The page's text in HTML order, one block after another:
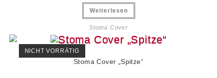
Weiterlesen
Stoma Cover
NICHT VORRÄTIG
Stoma Cover „Spitze“